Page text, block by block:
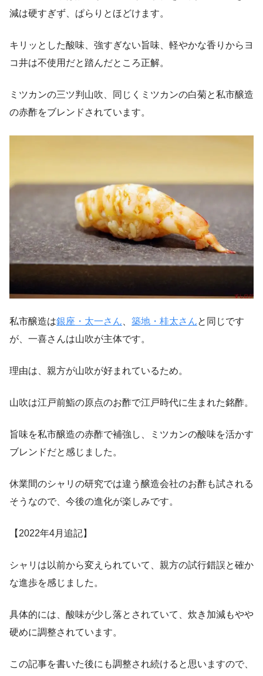
減は硬すぎず、ぱらりとほどけます。
キリッとした酸味、強すぎない旨味、軽やかな香りからヨ
コ井は不使用だと踏んだところ正解。
ミツカンの三ツ判山吹、同じくミツカンの白菊と私市醸造
の赤酢をブレンドされています。
私市醸造は銀座・太一さん 築地・桂太さんと同じです
が、一喜さんは山吹が主体です。
理由は、親方が山吹が好まれているため。
山吹は江戸前鮨の原点のお酢で江戸時代に生まれた銘酢。
旨味を私市醸造の赤酢で補強し、ミツカンの酸味を活かす
ブレンドだと感じました。
休業間のシャリの研究では違う醸造会社のお酢も試される
そうなので、今後の進化が楽しみです。
【2022年4月追記】
シャリは以前から変えられていて、親方の試行錯誤と確か
な進歩を感じました。
具体的には、酸味が少し落とされていて、炊き加減もやや
硬めに調整されています。
この記事を書いた後にも調整され続けると思いますので、